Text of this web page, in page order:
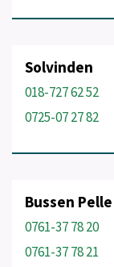
Solvinden
018-727 62 52
0725-07 27 82
Bussen Pelle
0761-37 78 20
0761-37 78 21